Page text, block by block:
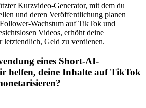
Kurzvideo-Generator, mit dem du
und deren Veröffentlichung planen
Wachstum auf TikTok und
Videos, erhöht deine
Geld zu verdienen.
eines Short-AI-
helfen, deine Inhalte auf TikTok